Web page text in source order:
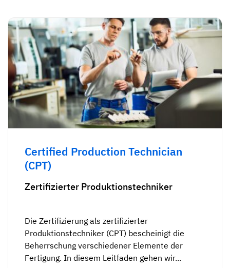
Certified Production Technician
(CPT)
Zertifizierter Produktionstechniker
Die Zertifizierung als zertifizierter
Produktionstechniker (CPT) bescheinigt die
Beherrschung verschiedener Elemente der
Fertigung. In diesem Leitfaden gehen wir...